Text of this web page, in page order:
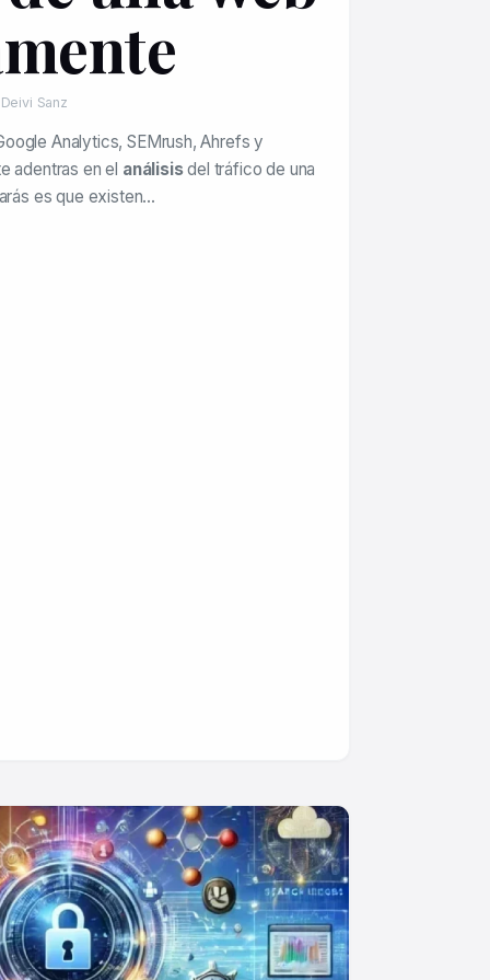
Sanz
Analytics, SEMrush, Ahrefs y
adentras en el análisisdel tráfico de una
es que existen…